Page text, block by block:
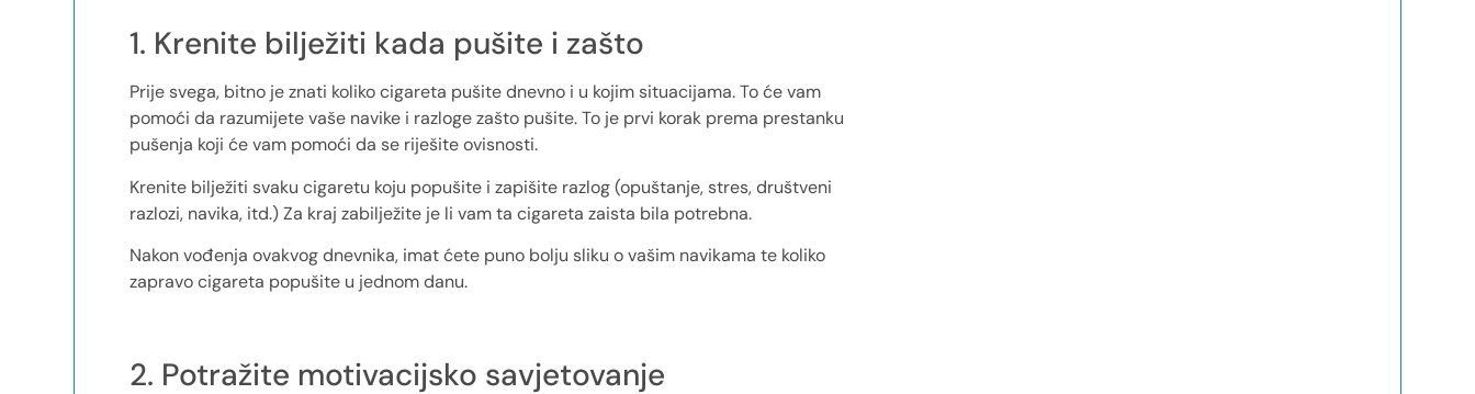
1. Krenite bilježiti kada pušite i zašto
Prije svega, bitno je znati koliko cigareta pušite dnevno i u kojim situacijama. To će vam
pomoći da razumijete vaše navike i razloge zašto pušite. To je prvi korak prema prestanku
pušenja koji će vam pomoći da se riješite ovisnosti.
Krenite bilježiti svaku cigaretu koju popušite i zapišite razlog (opuštanje, stres, društveni
razlozi, navika, itd.) Za kraj zabilježite je li vam ta cigareta zaista bila potrebna.
Nakon vođenja ovakvog dnevnika, imat ćete puno bolju sliku o vašim navikama te koliko
zapravo cigareta popušite u jednom danu.
2. Potražite motivacijsko savjetovanje